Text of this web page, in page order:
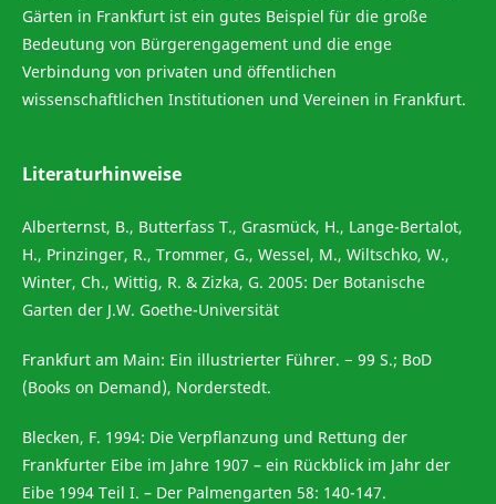
Gärten in Frankfurt ist ein gutes Beispiel für die große
Bedeutung von Bürgerengagement und die enge
Verbindung von privaten und öffentlichen
wissenschaftlichen Institutionen und Vereinen in Frankfurt.
Literaturhinweise
Alberternst, B., Butterfass T., Grasmück, H., Lange-Bertalot,
H., Prinzinger, R., Trommer, G., Wessel, M., Wiltschko, W.,
Winter, Ch., Wittig, R. & Zizka, G. 2005: Der Botanische
Garten der J.W. Goethe-Universität
Frankfurt am Main: Ein illustrierter Führer. − 99 S.; BoD
(Books on Demand), Norderstedt.
Blecken, F. 1994: Die Verpflanzung und Rettung der
Frankfurter Eibe im Jahre 1907 – ein Rückblick im Jahr der
Eibe 1994 Teil I. – Der Palmengarten 58: 140-147.